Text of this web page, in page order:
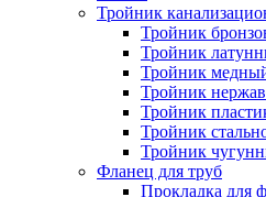
Тройник
Тройник
Тройник
Тройник
Тройник
Тройник
Тройник
Тройник
Фланец для труб
Прокладка для